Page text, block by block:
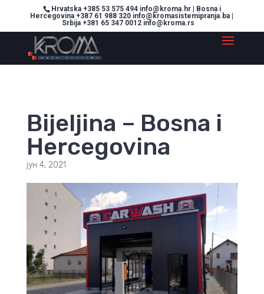
Hrvatska +385 53 575 494 info@kroma.hr | Bosna i
Hercegovina +387 61 988 320 info@kromasistemipranja.ba |
Srbija +381 65 347 0012 info@kroma.rs
Bijeljina – Bosna i
Hercegovina
јун 4, 2021